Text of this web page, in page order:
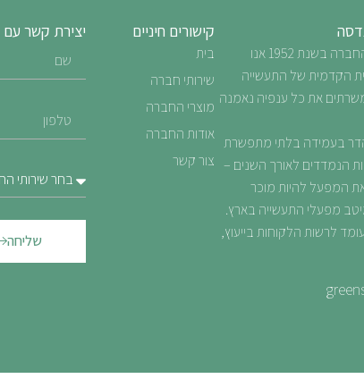
מאז הקמת החברה בשנת 1952 אנו
הקדמית של התעשייה
את כל ענפיה נאמנה
בעמידה בלתי מתפשרת
הנמדדים לאורך השנים –
המפעל להיות מוכר
מפעלי התעשייה בארץ.
לרשות הלקוחות בייעוץ,
קישורים חיניים
בית
שירותי חברה
מוצרי החברה
אודות החברה
צור קשר
יצירת קשר עם
שליחה